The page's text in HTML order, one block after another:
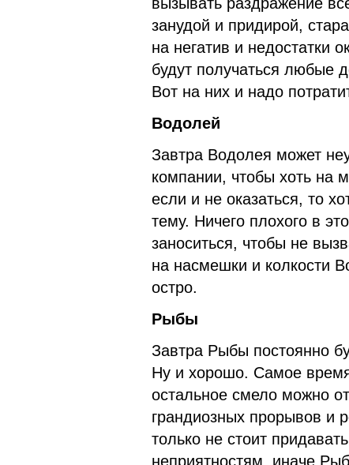
занудой и придирой,
на негатив и недостатки
будут получаться любые
Вот на них и надо
Водолей
Завтра Водолея может
компании, чтобы хоть на
если и не оказаться, то
тему. Ничего плохого в
заноситься, чтобы не
на насмешки и колкости
остро.
Рыбы
Завтра Рыбы постоянно
Ну и хорошо. Самое
остальное смело можно
грандиозных прорывов и
только не стоит
неприятностям, иначе